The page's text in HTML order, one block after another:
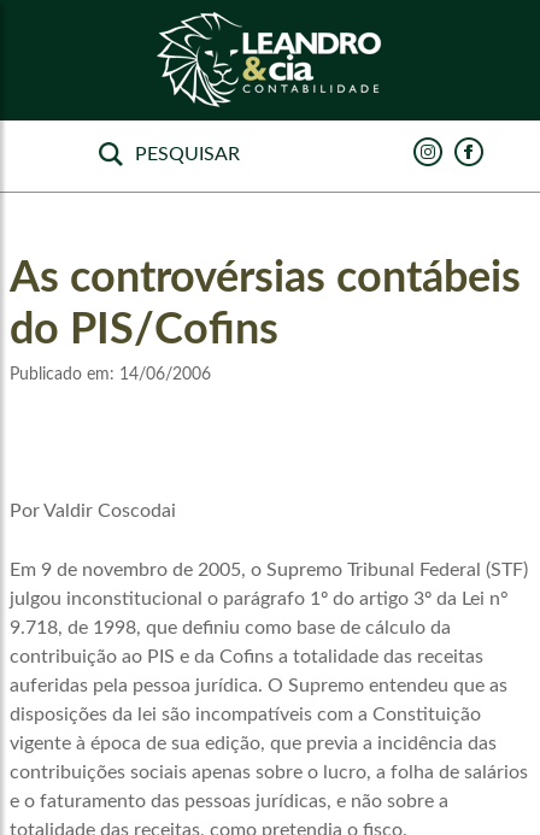
As controvérsias contábeis
do PIS/Cofins
Publicado em: 14/06/2006
Por Valdir Coscodai
Em 9 de novembro de 2005, o Supremo Tribunal Federal (STF)
julgou inconstitucional o parágrafo 1º do artigo 3º da Lei n°
9.718, de 1998, que definiu como base de cálculo da
contribuição ao PIS e da Cofins a totalidade das receitas
auferidas pela pessoa jurídica. O Supremo entendeu que as
disposições da lei são incompatíveis com a Constituição
vigente à época de sua edição, que previa a incidência das
contribuições sociais apenas sobre o lucro, a folha de salários
e o faturamento das pessoas jurídicas, e não sobre a
totalidade das receitas, como pretendia o fisco.